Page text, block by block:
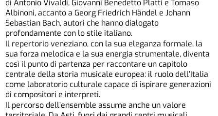
di Antonio Vivaldi, Giovanni Benedetto Platti e Tomaso
Albinoni, accanto a Georg Friedrich Händel e Johann
Sebastian Bach, autori che hanno dialogato
profondamente con lo stile italiano.
Il repertorio veneziano, con la sua eleganza formale, la
sua forza melodica e la sua energia strumentale, diventa
così il punto di partenza per raccontare un capitolo
centrale della storia musicale europea: il ruolo dell’Italia
come laboratorio culturale capace di ispirare generazioni
di compositori e interpreti.
Il percorso dell’ensemble assume anche un valore